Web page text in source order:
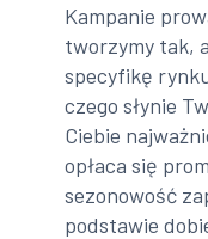
Kampanie
tworzymy tak,
specyfikę
czego słynie
Ciebie
opłaca się
sezonowość
podstawie